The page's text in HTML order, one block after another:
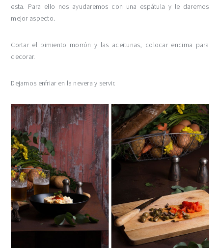
esta. Para ello nos ayudaremos con una espátula y le daremos
mejor aspecto.
Cortar el pimiento morrón y las aceitunas, colocar encima para
decorar.
Dejamos enfriar en la nevera y servir.